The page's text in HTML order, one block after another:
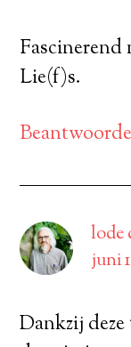
Fascinerend
Lie(f)s.
lode
juni
Dankzij